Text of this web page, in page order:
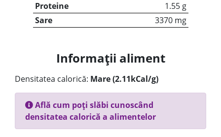
Proteine
1.55 g
Sare
3370 mg
Informații aliment
Densitatea calorică: Mare (2.11kCal/g)
Află cum poți slăbi cunoscând
densitatea calorică a alimentelor